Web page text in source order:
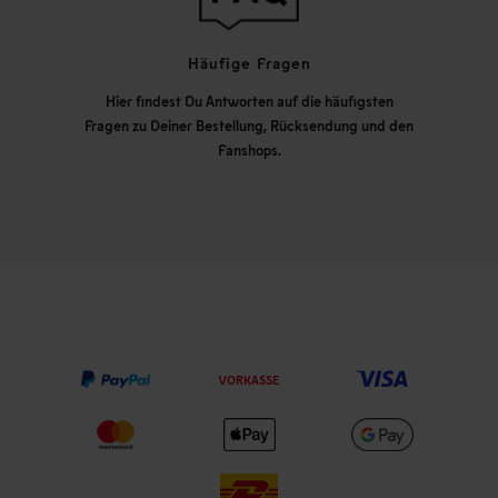
Häufige Fragen
Hier findest Du Antworten auf die häufigsten
Fragen zu Deiner Bestellung, Rücksendung und den
Fanshops.
VORKASSE